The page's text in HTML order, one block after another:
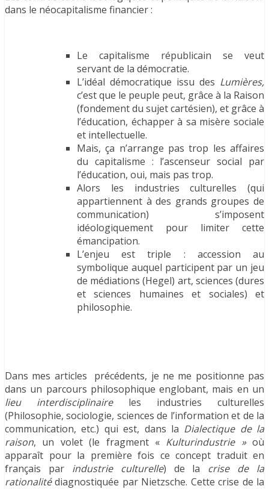
dans le néocapitalisme financier :
Le capitalisme républicain se veut
servant de la démocratie.
L’idéal démocratique issu des Lumières,
c’est que le peuple peut, grâce à la Raison
(fondement du sujet cartésien), et grâce à
l’éducation, échapper à sa misère sociale
et intellectuelle.
Mais, ça n’arrange pas trop les affaires
du capitalisme : l’ascenseur social par
l’éducation, oui, mais pas trop.
Alors les industries culturelles (qui
appartiennent à des grands groupes de
communication) s’imposent
idéologiquement pour limiter cette
émancipation.
L’enjeu est triple : accession au
symbolique auquel participent par un jeu
de médiations (Hegel) art, sciences (dures
et sciences humaines et sociales) et
philosophie.
Dans mes articles précédents, je ne me positionne pas
dans un parcours philosophique englobant, mais en un
lieu interdisciplinaireles industries culturelles
(Philosophie, sociologie, sciences de l’information et de la
communication, etc.) qui est, dans la Dialectique de la
raison, un volet (le fragment « Kulturindustrie »où
apparaît pour la première fois ce concept traduit en
français par industrie culturelle) de la crise de la
rationalitédiagnostiquée par Nietzsche. Cette crise de la